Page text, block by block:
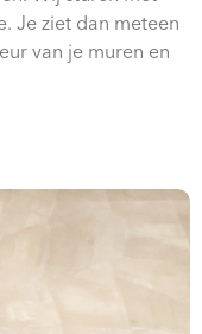
Je ziet dan meteen
van je muren en